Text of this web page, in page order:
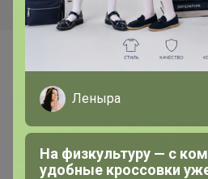
Самые желанные
Леныра
На физкультуру — с
удобные кроссовки